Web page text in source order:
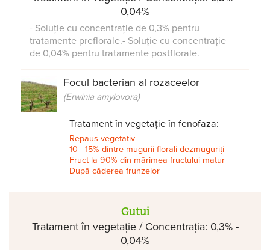
0,04%
- Soluție cu concentrație de 0,3% pentru
tratamente preflorale.- Soluție cu concentrație
de 0,04% pentru tratamente postflorale.
Focul bacterian al rozaceelor
(Erwinia amylovora)
Tratament în vegetație în fenofaza:
Repaus vegetativ
10 - 15% dintre mugurii florali dezmuguriți
Fruct la 90% din mărimea fructului matur
După căderea frunzelor
Gutui
Tratament în vegetație / Concentrația: 0,3% -
0,04%